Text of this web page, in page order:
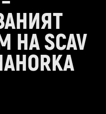
НА SCAV